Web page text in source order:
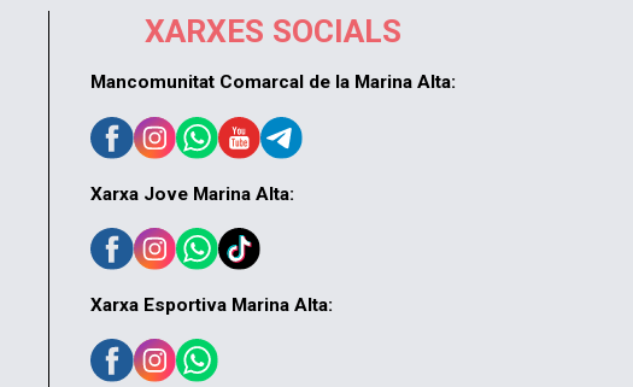
XARXES SOCIALS
Mancomunitat Comarcal de la Marina Alta:
Xarxa Jove Marina Alta:
Xarxa Esportiva Marina Alta: